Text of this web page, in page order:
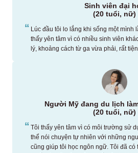
Sinh viên đại
(20 tuổi, nữ)
Lúc đầu tôi lo lắng khi sống một mình
thấy yên tâm vì có nhiều sinh viên
lý, khoảng cách từ ga vừa phải, rất
Người Mỹ đang du lịch
(20 tuổi, nữ)
Tôi thấy yên tâm vì có môi trường sử
thể nói chuyện tự nhiên với những
cũng giúp tôi học ngôn ngữ. Tôi đã có